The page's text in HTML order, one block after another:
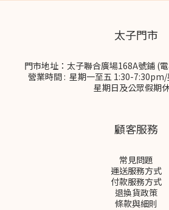
太子門市
門市地址：太子聯合廣場168A號鋪 (
營業時間 : 星期一至五 1:30-
星期日及公眾假期
顧客服務
常見問題
運送服務方式
付款服務方式
退換貨政策
條款與細則